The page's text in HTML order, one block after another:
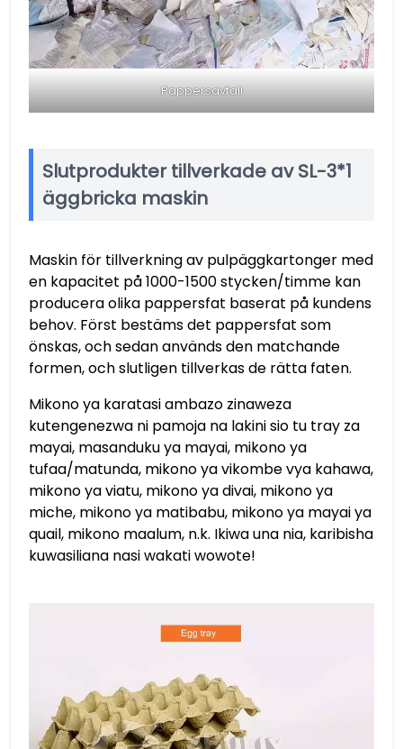
Pappersavfall
Slutprodukter tillverkade av SL-3*1
äggbricka maskin
Maskin för tillverkning av pulpäggkartonger med
en kapacitet på 1000-1500 stycken/timme kan
producera olika pappersfat baserat på kundens
behov. Först bestäms det pappersfat som
önskas, och sedan används den matchande
formen, och slutligen tillverkas de rätta faten.
Mikono ya karatasi ambazo zinaweza
kutengenezwa ni pamoja na lakini sio tu tray za
mayai, masanduku ya mayai, mikono ya
tufaa/matunda, mikono ya vikombe vya kahawa,
mikono ya viatu, mikono ya divai, mikono ya
miche, mikono ya matibabu, mikono ya mayai ya
quail, mikono maalum, n.k. Ikiwa una nia, karibisha
kuwasiliana nasi wakati wowote!